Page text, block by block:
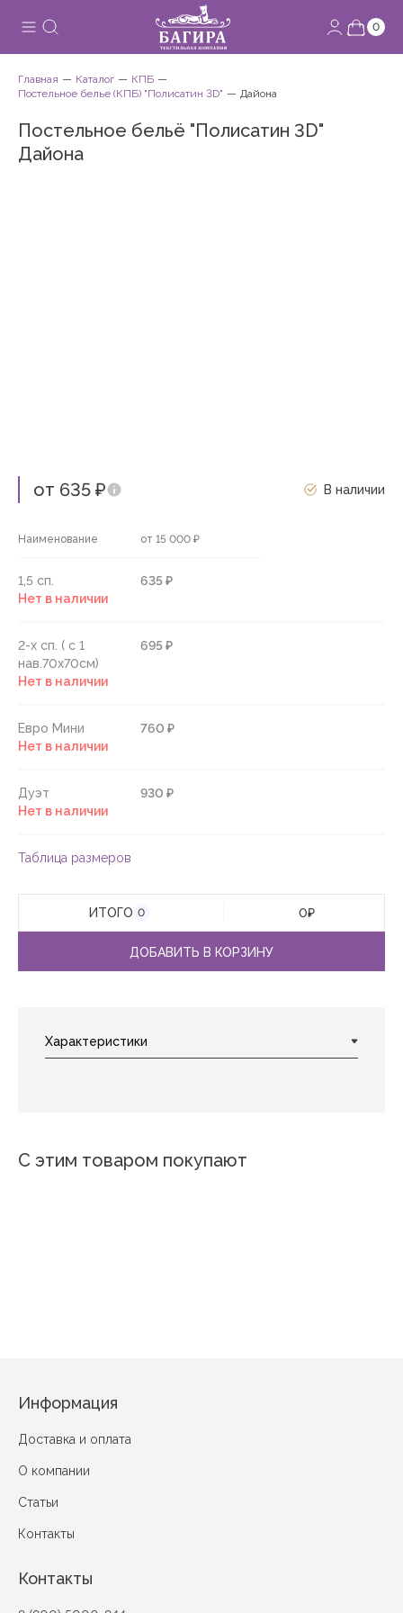
0
Главная Каталог
КПБ
Постельное белье (КПБ) "Полисатин 3D"
Дайона
Постельное бельё "Полисатин 3D"
Дайона
от 635 ₽ В наличии
Наименование от 15 000 ₽
1,5 сп.
635 ₽
Нет в наличии
2-х сп. ( с 1
нав.70х70см)
695 ₽
Нет в наличии
Евро Мини
760 ₽
Нет в наличии
Дуэт
930 ₽
Нет в наличии
Таблица размеров
ИТОГО 0 0₽
ДОБАВИТЬ В КОРЗИНУ
С этим товаром покупают
Информация
Доставка и оплата
О компании
Статьи
Контакты
Контакты